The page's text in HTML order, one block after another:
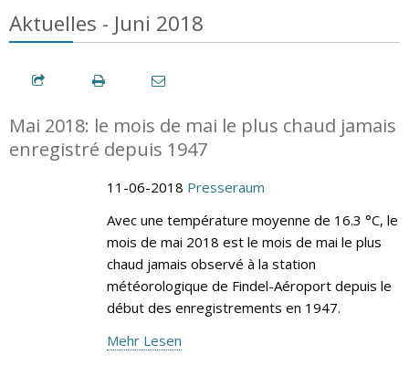
Aktuelles - Juni 2018
Mai 2018: le mois de mai le plus chaud jamais
enregistré depuis 1947
11-06-2018 Presseraum
Avec une température moyenne de 16.3 °C, le
mois de mai 2018 est le mois de mai le plus
chaud jamais observé à la station
météorologique de Findel-Aéroport depuis le
début des enregistrements en 1947.
Mehr Lesen